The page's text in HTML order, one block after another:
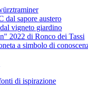
dal sapore austero
vigneto giardino
2022 di Ronco dei Tassi
a simbolo di
di ispirazione